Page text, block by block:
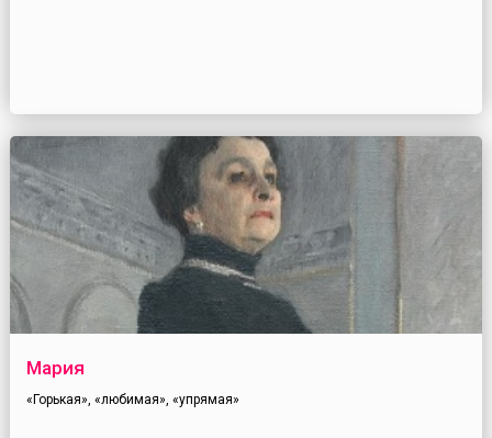
Мария
«Горькая», «любимая», «упрямая»